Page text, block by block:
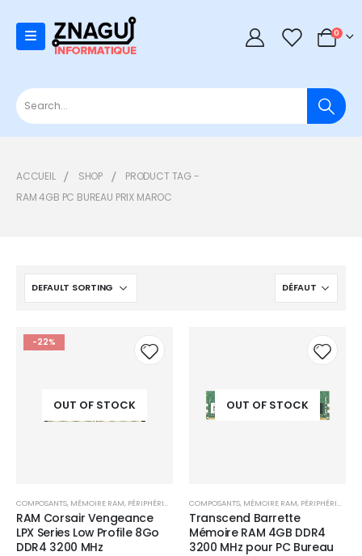
0 0
ACCUEIL SHOP
PRODUCT TAG -
RAM 4GB PC BUREAU PRIX MAROC
-22%
OUT OF STOCKwishlist
COMPOSANTS, MÉMOIRE RAM, PÉRIPHÉRIQUES
RAM Corsair Vengeance
LPX Series Low Profile 8Go
DDR4 3200 MHz
OUT OF STOCK
COMPOSANTS, MÉMOIRE RAM, PÉRIPHÉRIQUES
Transcend Barrette
Mémoire RAM 4GB DDR4
3200 MHz pour PC Bureau